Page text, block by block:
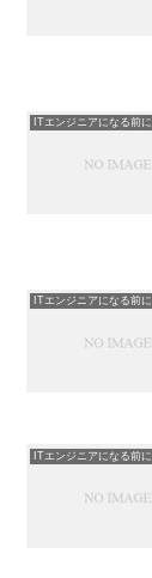
ITエンジニアになる前に
ITエンジニアになる前に
ITエンジニアになる前に